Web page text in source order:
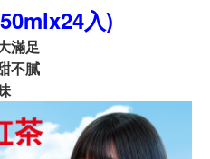
入)
滿足
不膩